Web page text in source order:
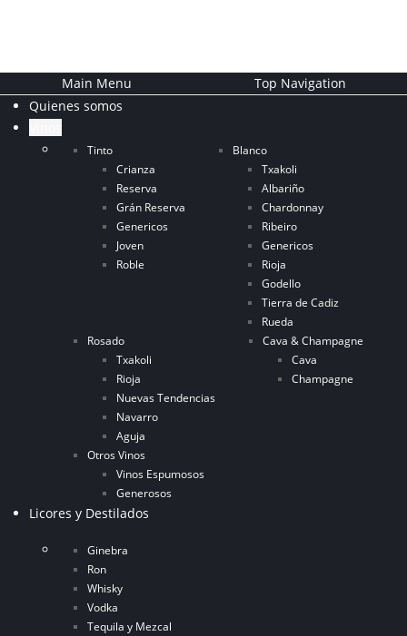
Main Menu
Top Navigation
Quienes somos
Tinto
Crianza
Reserva
Grán Reserva
Genericos
Joven
Roble
Blanco
Txakoli
Albariño
Chardonnay
Ribeiro
Genericos
Rioja
Godello
Tierra de Cadiz
Rueda
Rosado
Txakoli
Rioja
Nuevas Tendencias
Navarro
Aguja
Cava & Champagne
Cava
Champagne
Otros Vinos
Vinos Espumosos
Generosos
Licores y Destilados
Ginebra
Ron
Whisky
Vodka
Tequila y Mezcal